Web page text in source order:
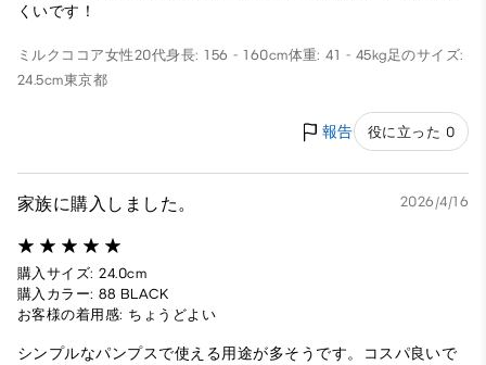
くいです！
ミルクココア女性20代身長: 156 - 160cm体重: 41 - 45kg足のサイズ:
24.5cm東京都
報告 役に立った 0
家族に購入しました。 2026/4/16
購入サイズ: 24.0cm
購入カラー: 88 BLACK
お客様の着用感: ちょうどよい
シンプルなパンプスで使える用途が多そうです。コスパ良いで